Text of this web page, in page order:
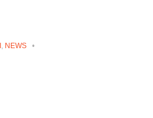
, NEWS •